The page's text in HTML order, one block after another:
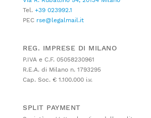
Tel. +39 023992.1
PEC rse@legalmail.it
REG. IMPRESE DI MILANO
P.IVA e C.F. 05058230961
R.E.A. di Milano n. 1793295
Cap. Soc. € 1.100.000 i.v.
SPLIT PAYMENT